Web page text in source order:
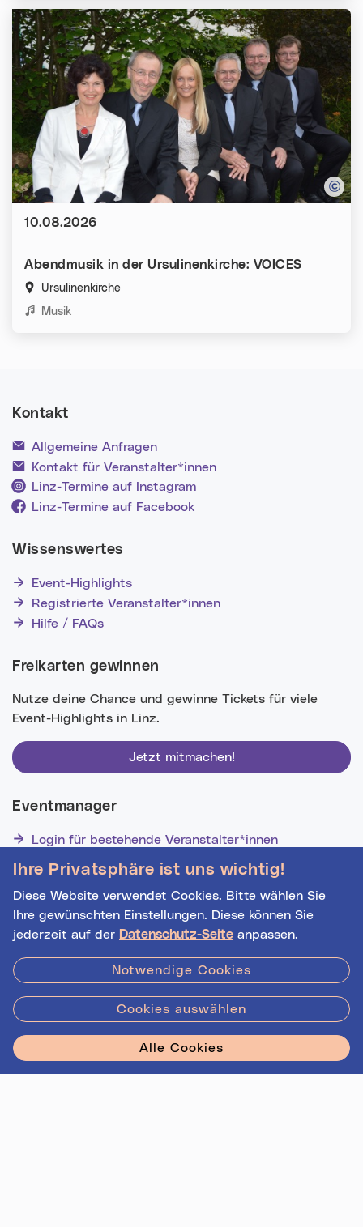
Abendmusik in der Ursulinenkirche: VOICES
Ursulinenkirche
Kategorien:
Musik
Datum:
10.08.2026
Ihre Privatsphäre ist uns wichtig!
Diese Website verwendet Cookies. Bitte wählen Sie
Ihre gewünschten Einstellungen. Diese können Sie
jederzeit auf der Datenschutz-Seite anpassen.
Notwendige Cookies
Cookies auswählen
Alle Cookies
Kontakt
Allgemeine Anfragen
Kontakt für Veranstalter*innen
Linz-Termine auf Instagram
Linz-Termine auf Facebook
Wissenswertes
Event-Highlights
Registrierte Veranstalter*innen
Hilfe / FAQs
Freikarten gewinnen
Nutze deine Chance und gewinne Tickets für viele
Event-Highlights in Linz.
Jetzt mitmachen!
Eventmanager
Login für bestehende Veranstalter*innen
Veranstalter*innen!